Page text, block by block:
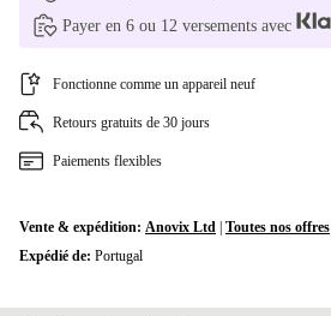
Payer en 6 ou 12 versements avec
Fonctionne comme un appareil neuf
Retours gratuits de 30 jours
Paiements flexibles
Vente & expédition: Anovix Ltd Toutes nos offres
Expédié de: Portugal